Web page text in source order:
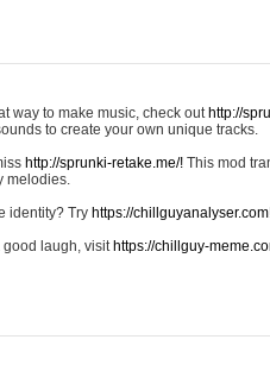
way to make music, check out http://
to create your own unique tracks.
http://sprunki-retake.me/! This mod
melodies.
identity? Try https://
good laugh, visit https://chillguy-